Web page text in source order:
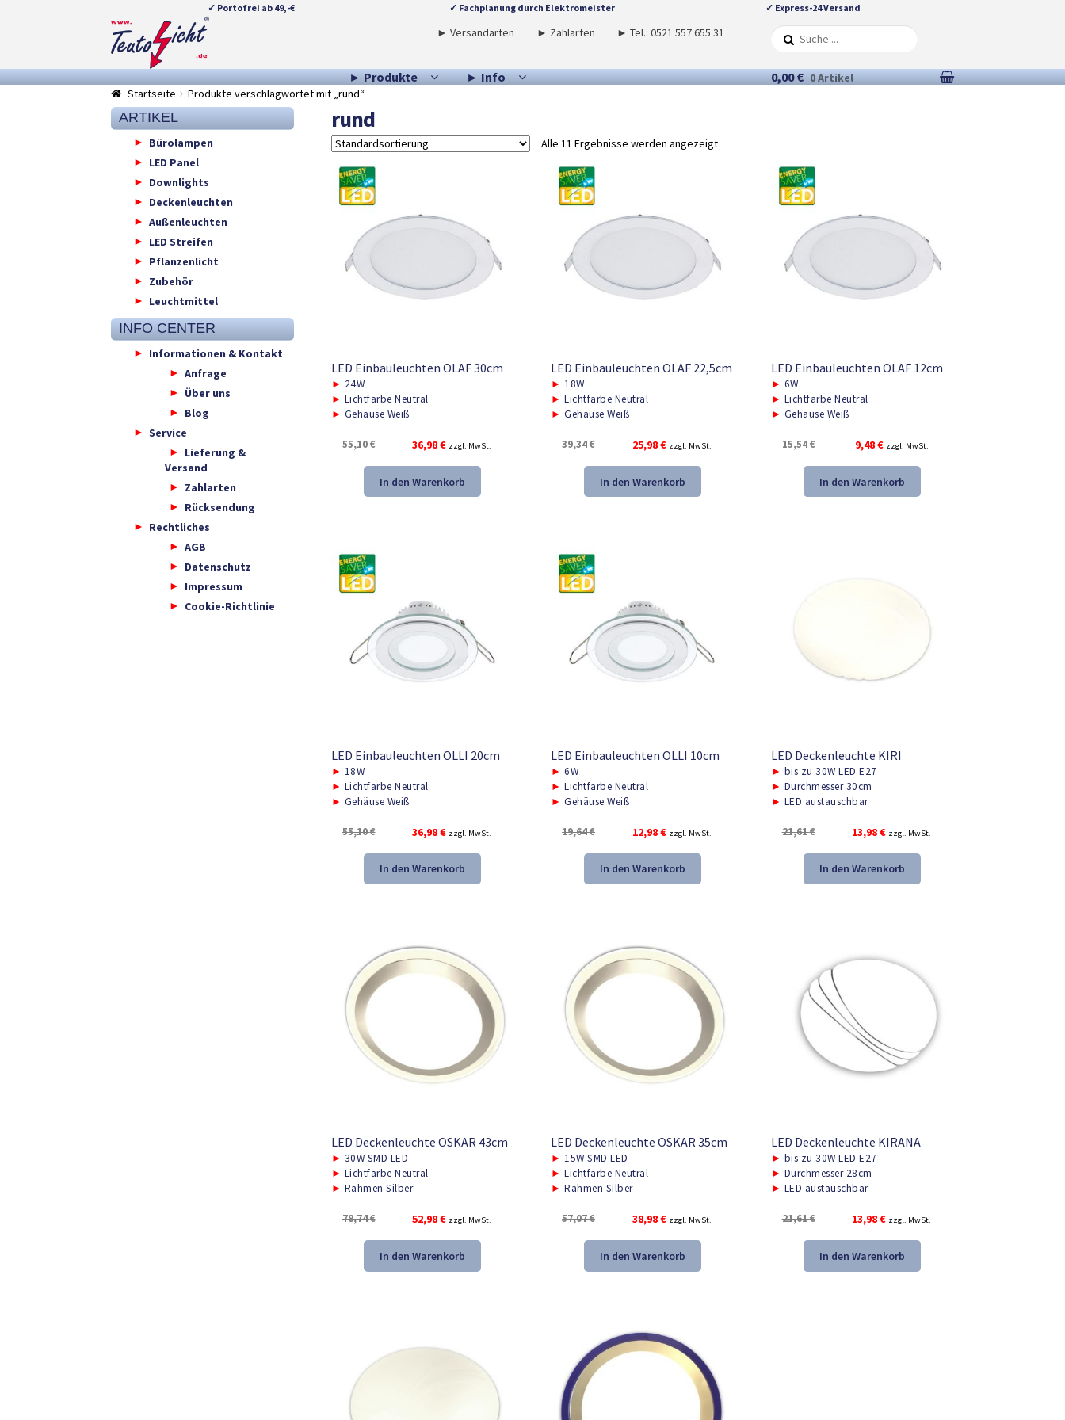
✓ Portofrei ab 49,-€ ✓ Fachplanung durch Elektromeister ✓ Express-24 Versand
Zur
Navigation
springen
Springe
zum
► Versandarten ► Zahlarten ► Tel.: 0521 557 655 31
► Produkte ► Info 0,00 € 0 Artikel
Startseite
Produkte verschlagwortet mit „rund“
rund
Alle 11 Ergebnisse werden angezeigt
LED Einbauleuchten OLAF 30cm
► 24W
► Lichtfarbe Neutral
► Gehäuse Weiß
55,10€
Ursprünglicher
war:
55,10 €
36,98€Aktueller
ist:
36,98 €.
zzgl. MwSt.
In den Warenkorb
LED Einbauleuchten OLAF 22,5cm
► 18W
► Lichtfarbe Neutral
► Gehäuse Weiß
39,34€
Ursprünglicher
war:
39,34 €
25,98€Aktueller
ist:
25,98 €.
zzgl. MwSt.
In den Warenkorb
LED Einbauleuchten OLAF 12cm
► 6W
► Lichtfarbe Neutral
► Gehäuse Weiß
15,54€
Ursprünglicher
war:
15,54 €
9,48€Aktueller
ist:
9,48 €.
zzgl. MwSt.
In den Warenkorb
LED Einbauleuchten OLLI 20cm
► 18W
► Lichtfarbe Neutral
► Gehäuse Weiß
55,10€
Ursprünglicher
war:
55,10 €
36,98€Aktueller
ist:
36,98 €.
zzgl. MwSt.
In den Warenkorb
LED Einbauleuchten OLLI 10cm
► 6W
► Lichtfarbe Neutral
► Gehäuse Weiß
19,64€
Ursprünglicher
war:
19,64 €
12,98€Aktueller
ist:
12,98 €.
zzgl. MwSt.
In den Warenkorb
LED Deckenleuchte KIRI
► bis zu 30W LED E27
► Durchmesser 30cm
► LED austauschbar
21,61€
Ursprünglicher
war:
21,61 €
13,98€Aktueller
ist:
13,98 €.
zzgl. MwSt.
In den Warenkorb
LED Deckenleuchte OSKAR 43cm
► 30W SMD LED
► Lichtfarbe Neutral
► Rahmen Silber
78,74€
Ursprünglicher
war:
78,74 €
52,98€Aktueller
ist:
52,98 €.
zzgl. MwSt.
In den Warenkorb
LED Deckenleuchte OSKAR 35cm
► 15W SMD LED
► Lichtfarbe Neutral
► Rahmen Silber
57,07€
Ursprünglicher
war:
57,07 €
38,98€Aktueller
ist:
38,98 €.
zzgl. MwSt.
In den Warenkorb
LED Deckenleuchte KIRANA
► bis zu 30W LED E27
► Durchmesser 28cm
► LED austauschbar
21,61€
Ursprünglicher
war:
21,61 €
13,98€Aktueller
ist:
13,98 €.
zzgl. MwSt.
In den Warenkorb
ARTIKEL
Bürolampen
LED Panel
Downlights
Deckenleuchten
Außenleuchten
LED Streifen
Pflanzenlicht
Zubehör
Leuchtmittel
INFO CENTER
Informationen & Kontakt
Anfrage
Über uns
Blog
Service
Lieferung &
Versand
Zahlarten
Rücksendung
Rechtliches
AGB
Datenschutz
Impressum
Cookie-Richtlinie